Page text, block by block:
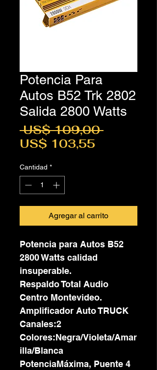
Potencia Para
Autos B52 Trk 2802
Salida 2800 Watts
US$ 109,00 Precio
US$ 103,55
Cantidad *
Agregar al carrito
Potencia para Autos B52
2800 Watts calidad
insuperable.
Respaldo Total Audio
Centro Montevideo.
Amplificador Auto TRUCK
Canales:2
Colores:Negra/Violeta/Amar
illa/Blanca
PotenciaMáxima, Puente 4